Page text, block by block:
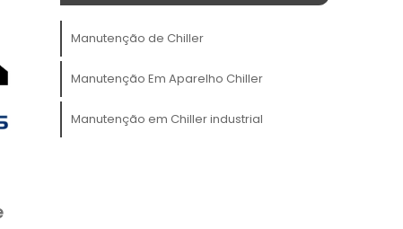
,
Manutenção de Chiller
Manutenção Em Aparelho Chiller
Manutenção em Chiller industrial